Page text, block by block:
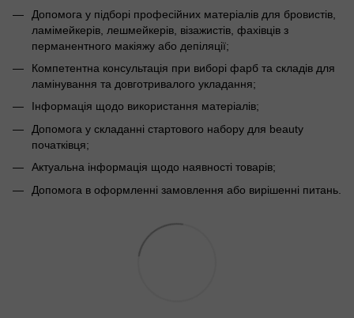
Допомога у підборі професійних матеріалів для бровистів,
ламімейкерів, лешмейкерів, візажистів, фахівців з
перманентного макіяжу або депіляції;
Компетентна консультація при виборі фарб та складів для
ламінування та довготривалого укладання;
Інформація щодо використання матеріалів;
Допомога у складанні стартового набору для beauty
початківця;
Актуальна інформація щодо наявності товарів;
Допомога в оформленні замовлення або вирішенні питань.